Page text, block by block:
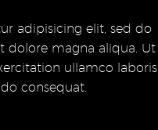
adipisicing elit, sed do
magna aliqua. Ut
ullamco laboris
consequat.